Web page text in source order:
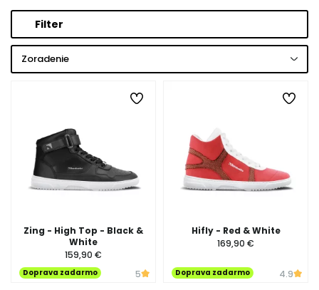
Filter
Zoradenie
Zing - High Top - Black &
White
159,90 €
Doprava zadarmo 5
Hifly - Red & White
169,90 €
Doprava zadarmo 4.9